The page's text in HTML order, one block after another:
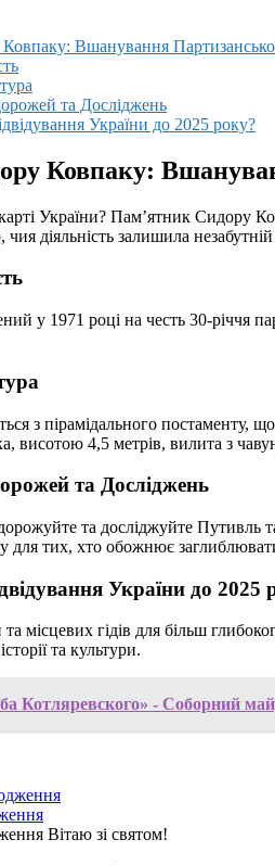
Вшанування
та Досліджень
України до 2025 року?
Ковпаку:
карті України? Пам’ятник
діяльність залишила незабутній
у 1971 році на честь 30-річчя
з пірамідального постаменту,
висотою 4,5 метрів, вилита з
та Досліджень
та досліджуйте Путивль
для тих, хто обожнює
України до 2025
місцевих гідів для більш
та культури.
Котляревского» - Соборний
Вітаю зі святом!